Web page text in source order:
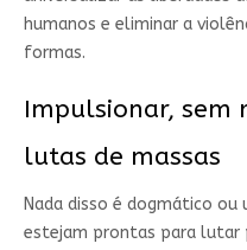
humanos e eliminar a
formas.
Impulsionar, sem
lutas de massas
Nada disso é dogmático ou
estejam prontas para lutar